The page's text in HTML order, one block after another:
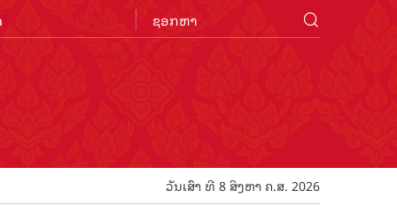
ວັນເສົາ ທີ 8 ສິງຫາ ຄ.ສ. 2026